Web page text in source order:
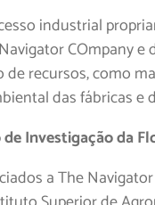
industrial
COmpany
recursos, como
das fábricas e
Investigação da
a The